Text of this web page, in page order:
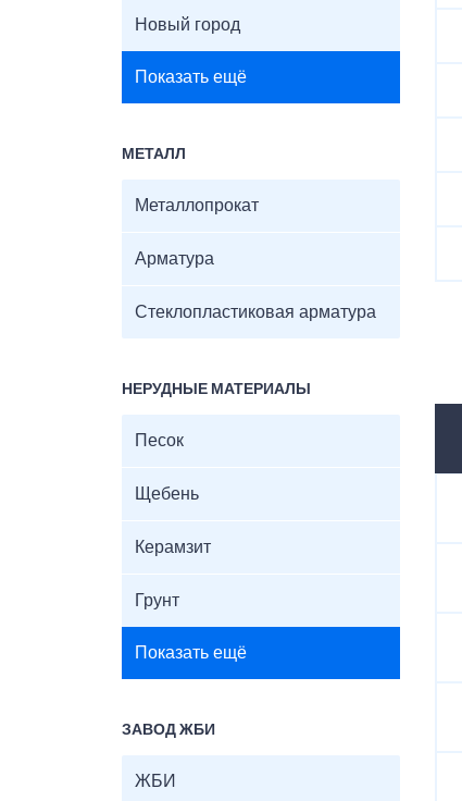
Новый город
Показать ещё
МЕТАЛЛ
Металлопрокат
Арматура
Стеклопластиковая арматура
НЕРУДНЫЕ МАТЕРИАЛЫ
Песок
Щебень
Керамзит
Грунт
Показать ещё
ЗАВОД ЖБИ
ЖБИ